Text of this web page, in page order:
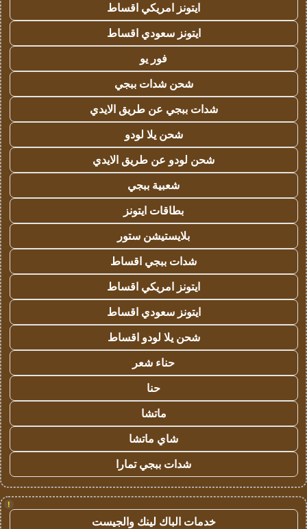
ايتونز امريكي اقساط
ايتونز سعودي اقساط
فور يو
شحن شدات ببجي
شدات ببجي عن طريق الايدي
شحن يلا لودو
شحن لودو عن طريق الايدي
شعبية ببجي
بطاقات ايتونز
بلايستيشن ستور
شدات ببجي اقساط
ايتونز امريكي اقساط
ايتونز سعودي اقساط
شحن يلا لودو اقساط
حناء شعر
حنا
ماتشا
شاي ماتشا
شدات ببجي تمارا
!
خدمات الباك لينك والجيست